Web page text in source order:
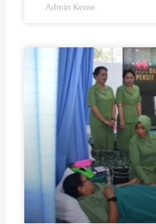
Admin Keme